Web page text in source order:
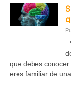
que debes
eres familiar de